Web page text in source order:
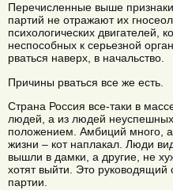
Перечисленные выше
партий не отражают их
психологических двигателей,
неспособных к серьезной
рваться наверх, в начальство.
Причины рваться все же есть.
Страна Россия все-таки в
людей, а из людей
положением. Амбиций много,
жизни – кот наплакал. Люди
вышли в дамки, а другие, не
хотят выйти. Это
партии.